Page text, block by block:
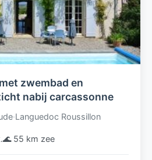
zwembad en
nabij carcassonne
·Languedoc Roussillon
🌊 55 km zee